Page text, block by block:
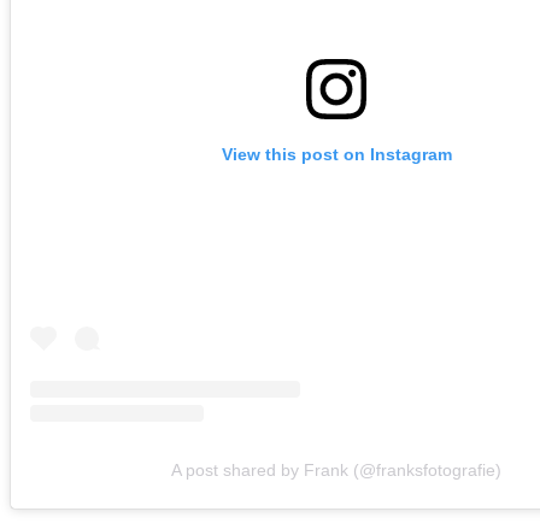
View this post on Instagram
A post shared by Frank (@franksfotografie)